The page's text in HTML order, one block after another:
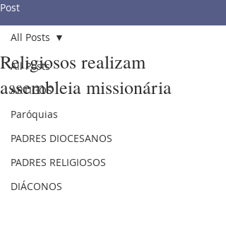
Post
All Posts
ARTIGOS
Paróquias
PADRES DIOCESANOS
PADRES RELIGIOSOS
DIÁCONOS
All Posts
Religiosos realizam
assembleia missionária